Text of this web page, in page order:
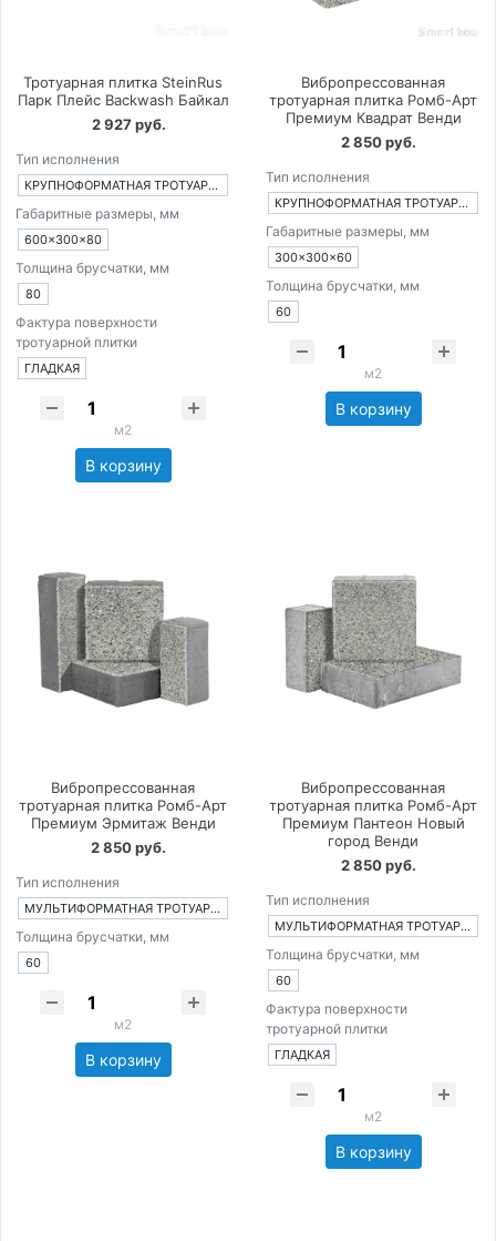
Тротуарная плитка SteinRus
Парк Плейс Backwash Байкал
2 927 руб.
Тип исполнения
КРУПНОФОРМАТНАЯ ТРОТУАРНАЯ ПЛИТКА ИЗ 1-ГО ЭЛЕМЕНТА
Габаритные размеры, мм
600×300×80
Толщина брусчатки, мм
80
Фактура поверхности
тротуарной плитки
ГЛАДКАЯ
м2
В корзину
Вибропрессованная
тротуарная плитка Ромб-Арт
Премиум Квадрат Венди
2 850 руб.
Тип исполнения
КРУПНОФОРМАТНАЯ ТРОТУАРНАЯ ПЛИТКА ИЗ 1-ГО ЭЛЕМЕНТА
Габаритные размеры, мм
300×300×60
Толщина брусчатки, мм
60
м2
В корзину
Вибропрессованная
тротуарная плитка Ромб-Арт
Премиум Эрмитаж Венди
2 850 руб.
Тип исполнения
МУЛЬТИФОРМАТНАЯ ТРОТУАРНАЯ ПЛИТКА ИЗ 4-Х ЭЛЕМЕНТОВ
Толщина брусчатки, мм
60
м2
В корзину
Вибропрессованная
тротуарная плитка Ромб-Арт
Премиум Пантеон Новый
город Венди
2 850 руб.
Тип исполнения
МУЛЬТИФОРМАТНАЯ ТРОТУАРНАЯ ПЛИТКА ИЗ 3-Х ЭЛЕМЕНТОВ
Толщина брусчатки, мм
60
Фактура поверхности
тротуарной плитки
ГЛАДКАЯ
м2
В корзину